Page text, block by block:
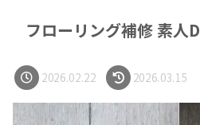
フローリング補修 素人
2026.02.22 2026.03.15